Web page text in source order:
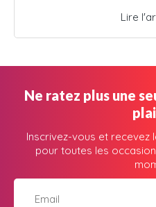
Lire
Ne ratez plus une
Inscrivez-vous et recevez
pour toutes les